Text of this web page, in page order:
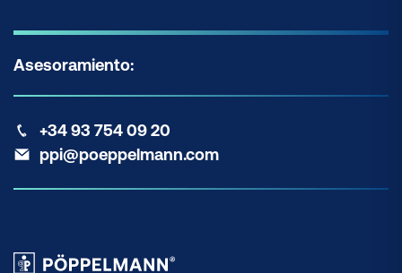
Asesoramiento:
+34 93 754 09 20
ppi@poeppelmann.com